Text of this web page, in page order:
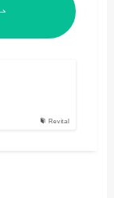
Revital